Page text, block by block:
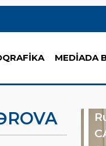
MEDİADA